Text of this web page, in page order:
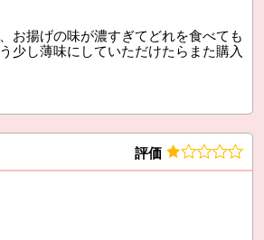
お揚げの味が濃すぎてどれを食べても
少し薄味にしていただけたらまた購入
評価